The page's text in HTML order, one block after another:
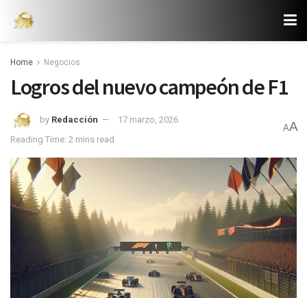
Home Negocios
Logros del nuevo campeón de F1
by Redacción
17 marzo, 2026
Reading Time: 2 mins read
AA